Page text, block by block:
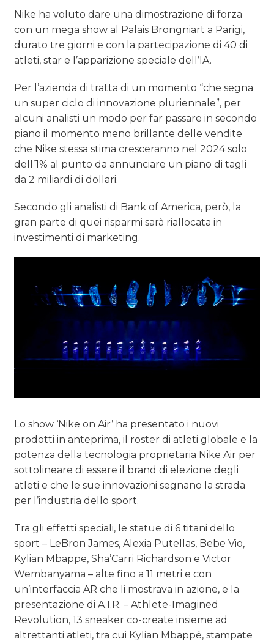
Nike ha voluto dare una dimostrazione di forza
con un mega show al Palais Brongniart a Parigi,
durato tre giorni e con la partecipazione di 40 di
atleti, star e l’apparizione speciale dell’IA.
Per l’azienda di tratta di un momento “che segna
un super ciclo di innovazione pluriennale”, per
alcuni analisti un modo per far passare in secondo
piano il momento meno brillante delle vendite
che Nike stessa stima cresceranno nel 2024 solo
dell’1% al punto da annunciare un piano di tagli
da 2 miliardi di dollari.
Secondo gli analisti di Bank of America, però, la
gran parte di quei risparmi sarà riallocata in
investimenti di marketing.
Lo show ‘Nike on Air’ ha presentato i nuovi
prodotti in anteprima, il roster di atleti globale e la
potenza della tecnologia proprietaria Nike Air per
sottolineare di essere il brand di elezione degli
atleti e che le sue innovazioni segnano la strada
per l’industria dello sport.
Tra gli effetti speciali, le statue di 6 titani dello
sport – LeBron James, Alexia Putellas, Bebe Vio,
Kylian Mbappe, Sha’Carri Richardson e Victor
Wembanyama – alte fino a 11 metri e con
un’interfaccia AR che li mostrava in azione, e la
presentazione di A.I.R. – Athlete-Imagined
Revolution, 13 sneaker co-create insieme ad
altrettanti atleti, tra cui Kylian Mbappé, stampate